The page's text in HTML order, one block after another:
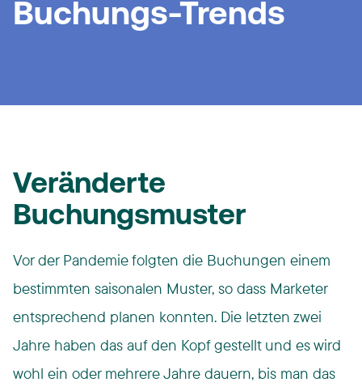
Buchungs-Trends
Veränderte
Buchungsmuster
Vor der Pandemie folgten die Buchungen einem
bestimmten saisonalen Muster, so dass Marketer
entsprechend planen konnten. Die letzten zwei
Jahre haben das auf den Kopf gestellt und es wird
wohl ein oder mehrere Jahre dauern, bis man das